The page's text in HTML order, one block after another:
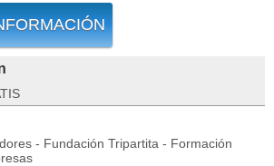
- Fundación Tripartita - Formación